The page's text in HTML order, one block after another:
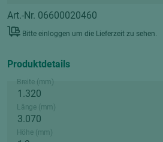
Art.-Nr. 06600020460
Bitte einloggen um die Lieferzeit zu sehen.
Produktdetails
Breite (mm)
Länge (mm)
Höhe (mm)